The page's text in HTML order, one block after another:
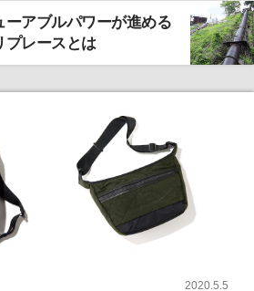
ーアブルパワーが進める
プレースとは
2020.5.5